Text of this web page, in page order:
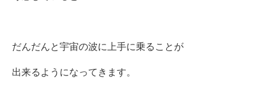
だんだんと宇宙の波に上手に乗ることが
出来るようになってきます。